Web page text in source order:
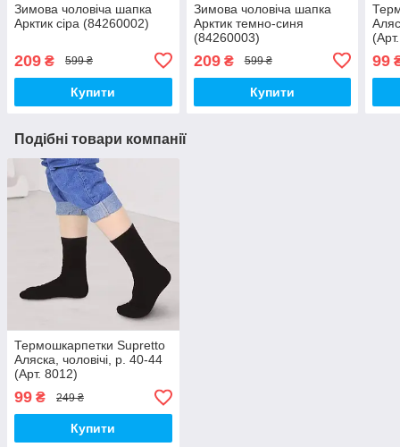
Зимова чоловіча шапка
Арктик сіра (84260002)
209 ₴ 599 ₴
Купити
Зимова чоловіча шапка
Арктик темно-синя
(84260003)
209₴ 599 ₴
Купити
99
Подібні товари компанії
Термошкарпетки Supretto
Аляска, чоловічі, р. 40-44
(Арт. 8012)
99 ₴ 249 ₴
Купити